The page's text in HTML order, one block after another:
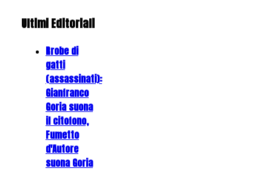
Ultimi Editoriali
Rrobe di
gatti
(assassinati):
Gianfranco
Goria suona
il citofono,
Fumetto
d'Autore
suona Goria